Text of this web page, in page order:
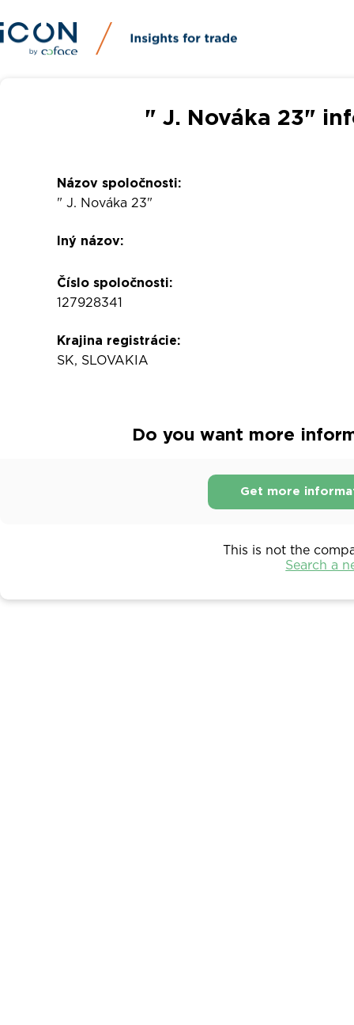
" J. Nováka 23"
Názov spoločnosti:
" J. Nováka 23"
Iný názov:
Číslo spoločnosti:
127928341
Krajina registrácie:
SK, SLOVAKIA
Do you want more
Get more
This is not the
Search a